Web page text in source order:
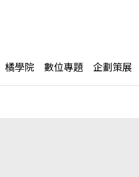
橘學院 數位專題 企劃策展